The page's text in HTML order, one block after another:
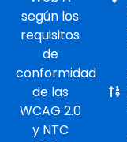
según los
requisitos
de
conformidad
de las
WCAG 2.0
y NTC